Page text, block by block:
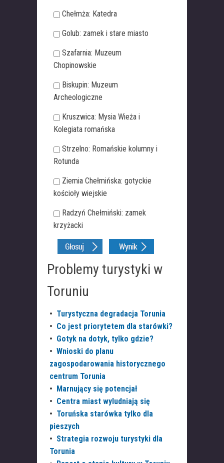
Chełmża: Katedra
Golub: zamek i stare miasto
Szafarnia: Muzeum
Chopinowskie
Biskupin: Muzeum
Archeologiczne
Kruszwica: Mysia Wieża i
Kolegiata romańska
Strzelno: Romańskie kolumny i
Rotunda
Ziemia Chełmińska: gotyckie
kościoły wiejskie
Radzyń Chełmiński: zamek
krzyżacki
Problemy turystyki w
Toruniu
• Turystyczna degradacja Torunia
• Co jest priorytetem dla starówki?
• Gotyk na dotyk, tylko gdzie?
• Wnioski do planu
zagospodarowania historycznego
centrum Torunia
•
Marnujący się potencjał
• Centra miast wyludniają się
• Toruńska starówka tylko dla
pieszych
• Strategia rozwoju turystyki dla
Torunia